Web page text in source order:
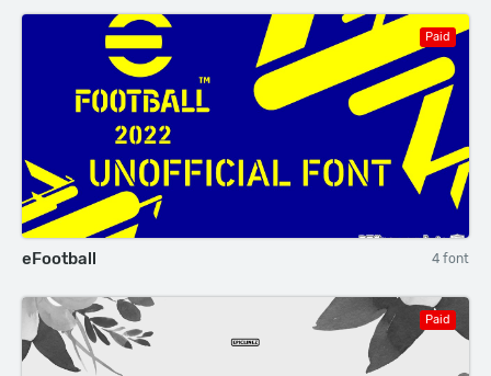
Paid
eFootball 4 font
Paid